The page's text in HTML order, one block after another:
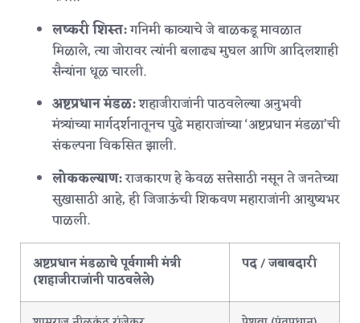
लष्करी शिस्त:गनिमी काव्याचे जे बाळकडू मावळात
मिळाले, त्या जोरावर त्यांनी बलाढ्य मुघल आणि आदिलशाही
सैन्यांना धूळ चारली.
अष्टप्रधान मंडळ:शहाजीराजांनी पाठवलेल्या अनुभवी
मंत्र्यांच्या मार्गदर्शनातूनच पुढे महाराजांच्या ‘अष्टप्रधान मंडळा’ची
संकल्पना विकसित झाली.
लोककल्याण:राजकारण हे केवळ सत्तेसाठी नसून ते जनतेच्या
सुखासाठी आहे, ही जिजाऊंची शिकवण महाराजांनी आयुष्यभर
पाळली.
अष्टप्रधान मंडळाचे पूर्वगामी मंत्री
(शहाजीराजांनी पाठवलेले)
पद / जबाबदारी